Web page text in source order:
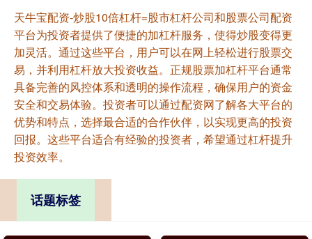
天牛宝配资-炒股10倍杠杆=股市杠杆公司和股票公司配资
平台为投资者提供了便捷的加杠杆服务，使得炒股变得更
加灵活。通过这些平台，用户可以在网上轻松进行股票交
易，并利用杠杆放大投资收益。正规股票加杠杆平台通常
具备完善的风控体系和透明的操作流程，确保用户的资金
安全和交易体验。投资者可以通过配资网了解各大平台的
优势和特点，选择最合适的合作伙伴，以实现更高的投资
回报。这些平台适合有经验的投资者，希望通过杠杆提升
投资效率。
话题标签